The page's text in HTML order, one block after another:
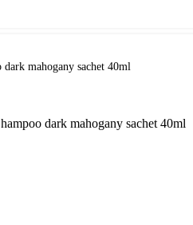
mahogany sachet 40ml